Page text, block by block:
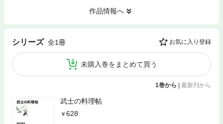
作品情報へ
シリーズ 全1冊 お気に入り登録
未購入巻をまとめて買う
1巻から 最新刊から
武士の料理帖
628